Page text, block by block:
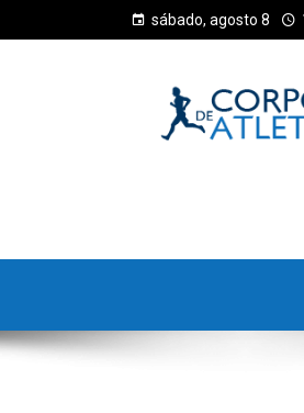
sábado, agosto 8